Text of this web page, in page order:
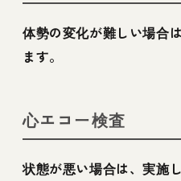
体勢の変化が難しい場合
ます。
心エコー検査
状態が悪い場合は、実施